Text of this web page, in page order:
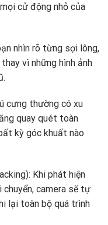
cử động nhỏ của
nhìn rõ từng sợi lông,
vì những hình ảnh
cưng thường có xu
quay quét toàn
kỳ góc khuất nào
Khi phát hiện
chuyển, camera sẽ tự
lại toàn bộ quá trình